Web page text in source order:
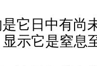
它日中有尚
示它是窒息